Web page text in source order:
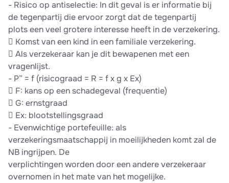
- Risico op antiselectie: In dit geval is er informatie bij
de tegenpartij die ervoor zorgt dat de tegenpartij
plots een veel grotere interesse heeft in de verzekering.
 Komst van een kind in een familiale verzekering.
 Als verzekeraar kan je dit bewapenen met een
vragenlijst.
- P” = f (risicograad = R = f x g x Ex)
 F: kans op een schadegeval (frequentie)
 G: ernstgraad
 Ex: blootstellingsgraad
- Evenwichtige portefeuille: als
verzekeringsmaatschappij in moeilijkheden komt zal de
NB ingrijpen. De
verplichtingen worden door een andere verzekeraar
overnomen in het mate van het mogelijke.